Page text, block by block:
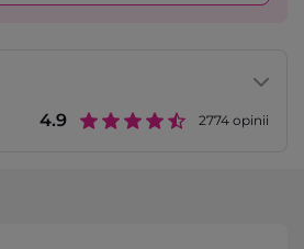
4.9 2774 opinii